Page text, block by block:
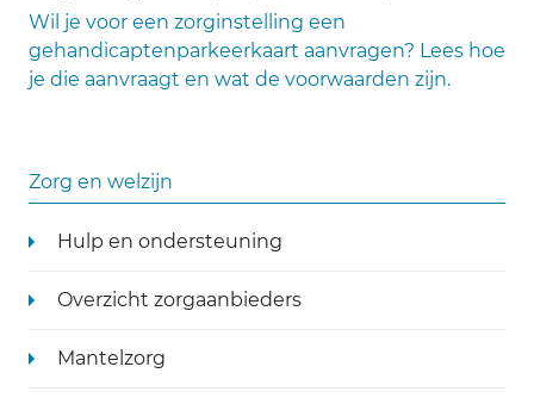
Wil je voor een zorginstelling een
gehandicaptenparkeerkaart aanvragen? Lees hoe
je die aanvraagt en wat de voorwaarden zijn.
Zorg en welzijn
Hulp en ondersteuning
Overzicht zorgaanbieders
Mantelzorg